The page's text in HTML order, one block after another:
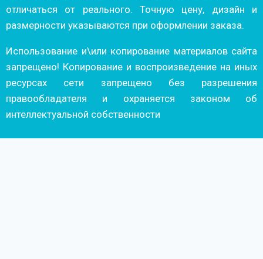
отличаться от реального. Точную цену, дизайн и
размерности указываются при оформлении заказа.
Использование и\или копирование материалов сайта
запрещено! Копирование и воспроизведение на иных
ресурсах сети запрещено без разрешения
правообладателя и охраняется законом об
интеллектуальной собственности